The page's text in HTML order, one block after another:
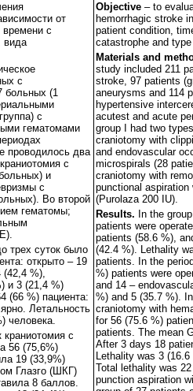
от
времени с
вида
с
больных (1
с
гематомами
проводилось два
с
и
с
Во второй
гематомы;
трех суток было
открыто – 19
(42,4 %),
и 3 (21,4 %)
(66 %) пациента:
Летальность
человека.
краниотомия с
56 (75,6%)
19 (33,9%)
Глазго (ШКГ)
8 баллов.
Objective – to
hemorrhagic stroke
patient condition,
catastrophe and
Materials and
study included 211
stroke, 97 patients
aneurysms and 114
hypertensive
acutest and acute
group I had two
craniotomy with
and endovascular
microspirals (28
craniotomy with
punctional
(Purolaza 200 IU).
Results. In the
patients were
patients (58.6 %),
(42.4 %). Lethality
patients. In the
%) patients were
and 14 –
%) and 5 (35.7 %).
craniotomy with
for 56 (75.6 %)
patients. The mean
After 3 days 18
Lethality was 3
Total lethality was
punction aspiration